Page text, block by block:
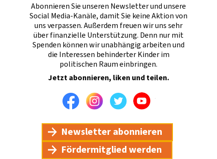
Abonnieren Sie unseren Newsletter und unsere
Social Media-Kanäle, damit Sie keine Aktion von
uns verpassen. Außerdem freuen wir uns sehr
über finanzielle Unterstützung. Denn nur mit
Spenden können wir unabhängig arbeiten und
die Interessen behinderter Kinder im
politischen Raum einbringen.
Jetzt abonnieren, liken und teilen.
FacebookInstagramTwitterYoutube
Newsletter abonnieren
Fördermitglied werden